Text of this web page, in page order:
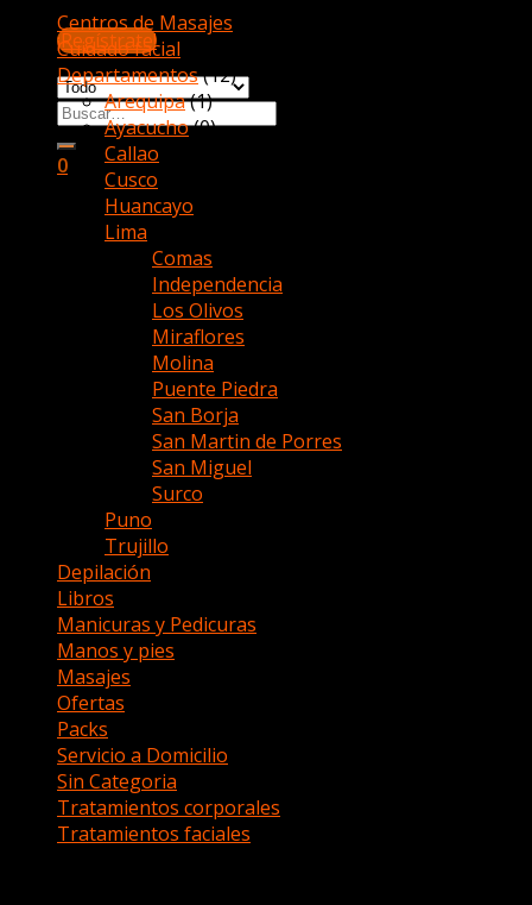
¡Regístrate!
Buscar
por:
0
Carrito
No hay productos en el carrito.
Centros de Masajes
Cuidado facial
Departamentos(12)
Arequipa(1)
Ayacucho(0)
Callao
Cusco
Huancayo
Lima
Comas
Independencia
Los Olivos
Miraflores
Molina
Puente Piedra
San Borja
San Martin de Porres
San Miguel
Surco
Puno
Trujillo
Depilación
Libros
Manicuras y Pedicuras
Manos y pies
Masajes
Ofertas
Packs
Servicio a Domicilio
Sin Categoria
Tratamientos corporales
Tratamientos faciales